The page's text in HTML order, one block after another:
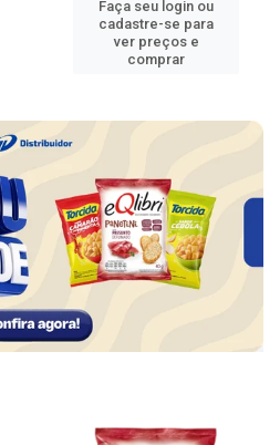
Faça seu login ou
cadastre-se para
ver preços e
comprar